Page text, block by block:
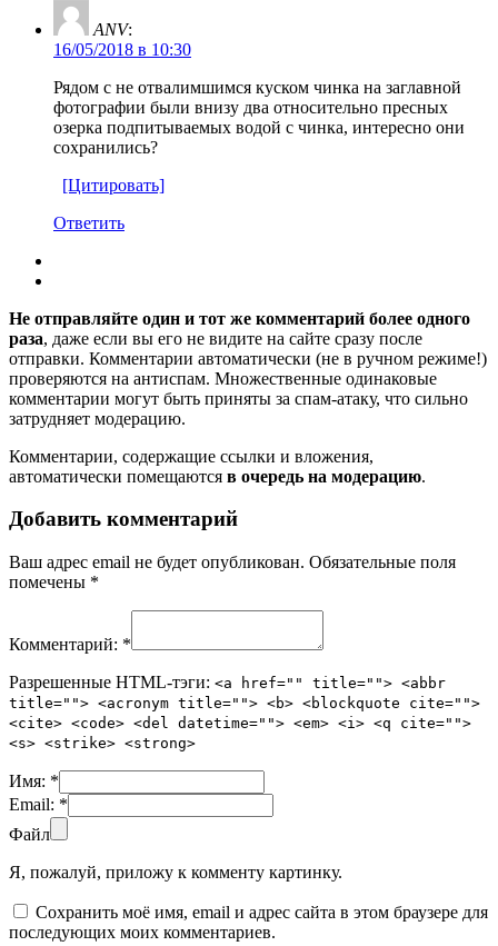
ANV:
16/05/2018 в 10:30
Рядом с не отвалимшимся куском чинка на заглавной
фотографии были внизу два относительно пресных
озерка подпитываемых водой с чинка, интересно они
сохранились?
[Цитировать]
Ответить
Не отправляйте один и тот же комментарий более одного
раза, даже если вы его не видите на сайте сразу после
отправки. Комментарии автоматически (не в ручном режиме!)
проверяются на антиспам. Множественные одинаковые
комментарии могут быть приняты за спам-атаку, что сильно
затрудняет модерацию.
Комментарии, содержащие ссылки и вложения,
автоматически помещаются в очередь на модерацию.
Добавить комментарий
Ваш адрес email не будет опубликован. Обязательные поля
помечены *
Комментарий: *
Разрешенные HTML-тэги: <a href="" title=""> <abbr
title=""> <acronym title=""> <b> <blockquote cite="">
<cite> <code> <del datetime=""> <em> <i> <q cite="">
<s> <strike> <strong>
Имя: *
Email: *
Файл
Я, пожалуй, приложу к комменту картинку.
Сохранить моё имя, email и адрес сайта в этом браузере для
последующих моих комментариев.